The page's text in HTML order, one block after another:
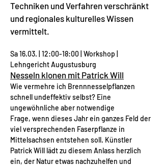
Techniken und Verfahren verschränkt
und regionales kulturelles Wissen
vermittelt.
Sa 16.03. | 12:00-18:00 | Workshop |
Lehngericht Augustusburg
Nesseln klonen mit Patrick Will
Wie vermehre ich Brennnesselpflanzen
schnell undeffektiv selbst? Eine
ungewöhnliche aber notwendige
Frage, wenn dieses Jahr ein ganzes Feld der
viel versprechenden Faserpflanze in
Mittelsachsen entstehen soll. Künstler
Patrick Will lädt zu diesem Anlass herzlich
ein, der Natur etwas nachzuhelfen und